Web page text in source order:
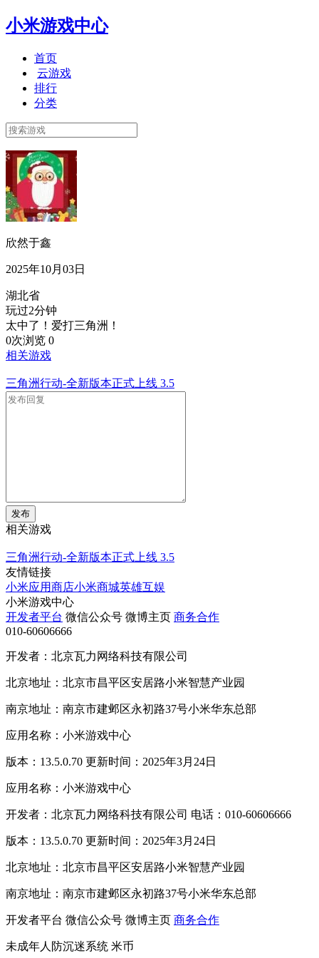
小米游戏中心
首页
云游戏
排行
分类
欣然于鑫
2025年10月03日
湖北省
玩过2分钟
太中了！爱打三角洲！
0次浏览 0
相关游戏
三角洲行动-全新版本正式上线 3.5
发布
相关游戏
三角洲行动-全新版本正式上线 3.5
友情链接
小米应用商店小米商城英雄互娱
小米游戏中心
开发者平台 微信公众号 微博主页 商务合作
010-60606666
开发者：北京瓦力网络科技有限公司
北京地址：北京市昌平区安居路小米智慧产业园
南京地址：南京市建邺区永初路37号小米华东总部
应用名称：小米游戏中心
版本：13.5.0.70 更新时间：2025年3月24日
应用名称：小米游戏中心
开发者：北京瓦力网络科技有限公司 电话：010-60606666
版本：13.5.0.70 更新时间：2025年3月24日
北京地址：北京市昌平区安居路小米智慧产业园
南京地址：南京市建邺区永初路37号小米华东总部
开发者平台 微信公众号 微博主页 商务合作
未成年人防沉迷系统 米币